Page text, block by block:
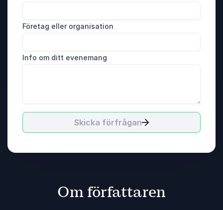
Företag eller organisation
Info om ditt evenemang
Skicka förfrågan
Om författaren